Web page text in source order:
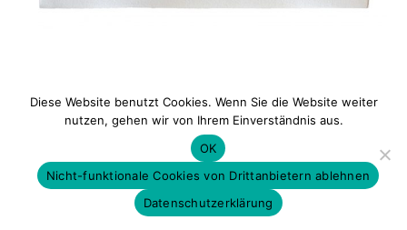
Datenschutz| Impressum
Diese Website benutzt Cookies. Wenn Sie die Website weiter
nutzen, gehen wir von Ihrem Einverständnis aus.
OK
Nicht-funktionale Cookies von Drittanbietern ablehnen
Datenschutzerklärung